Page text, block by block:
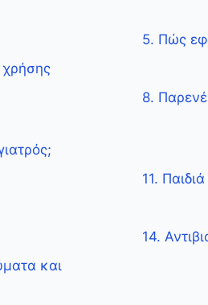
5. Πώς
χρήσης
8.
11.
14.
και